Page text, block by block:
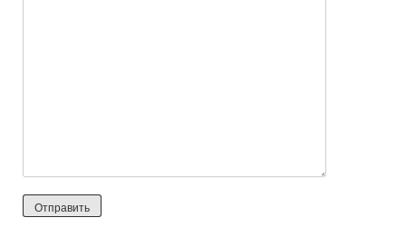
родителей, папе в Питер на обследование, а мама с ним
ехала, соответственно надо было чтобы поближе к больнице,
не выше 2-го этажа если без лифта и чтобы было все